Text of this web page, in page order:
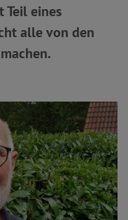
Teil eines
alle von den